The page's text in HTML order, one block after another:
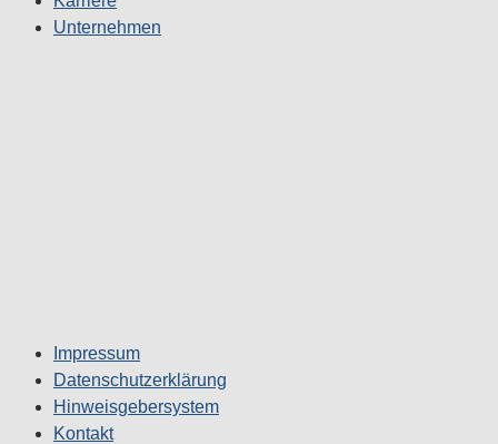
Unternehmen
Impressum
Datenschutzerklärung
Hinweisgebersystem
Kontakt